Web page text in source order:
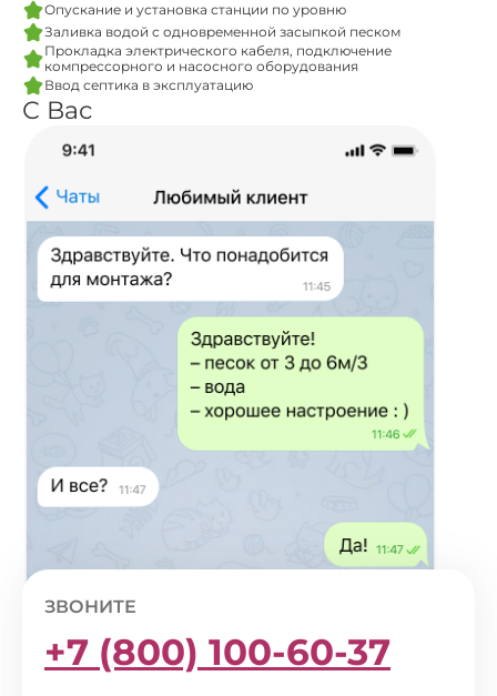
Опускание и установка станции по уровню
Заливка водой с одновременной засыпкой песком
Прокладка электрического кабеля, подключение
компрессорного и насосного оборудования
Ввод септика в эксплуатацию
С Вас
ЗВОНИТЕ
+7 (800) 100-60-37